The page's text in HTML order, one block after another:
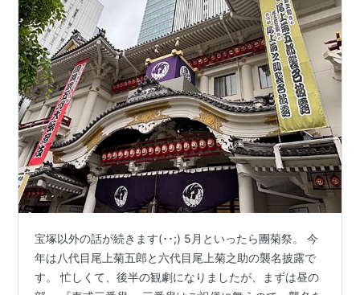
宝塚以外の話が続きます(･･;) 5月といったら團菊祭。 今
年は八代目尾上菊五郎と六代目尾上菊之助の襲名披露で
す。 忙しくて、後半の観劇になりましたが、まずは昼の